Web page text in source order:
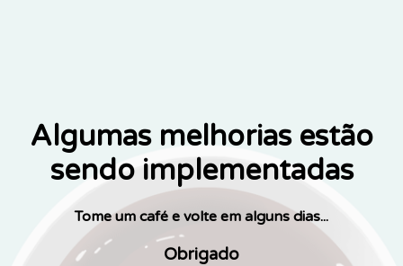
Algumas melhorias estão
sendo implementadas
Tome um café e volte em alguns dias...
Obrigado